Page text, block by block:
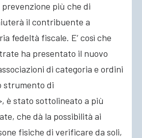
più che di
il contribuente a
fedeltà fiscale. E’ così che
ha presentato il nuovo
di categoria e ordini
strumento di
è stato sottolineato a più
che dà la possibilità ai
fisiche di verificare da soli,